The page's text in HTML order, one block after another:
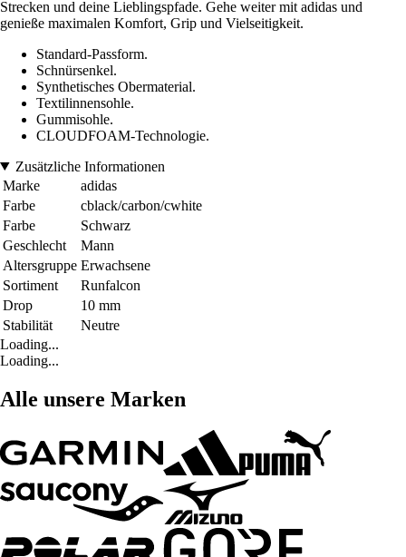
Strecken und deine Lieblingspfade. Gehe weiter mit adidas und
genieße maximalen Komfort, Grip und Vielseitigkeit.
Standard-Passform.
Schnürsenkel.
Synthetisches Obermaterial.
Textilinnensohle.
Gummisohle.
CLOUDFOAM-Technologie.
Zusätzliche Informationen
Marke
adidas
Farbe
cblack/carbon/cwhite
Farbe
Schwarz
Geschlecht
Mann
Altersgruppe Erwachsene
Sortiment
Runfalcon
Drop
10 mm
Stabilität
Neutre
Loading...
Loading...
Alle unsere Marken